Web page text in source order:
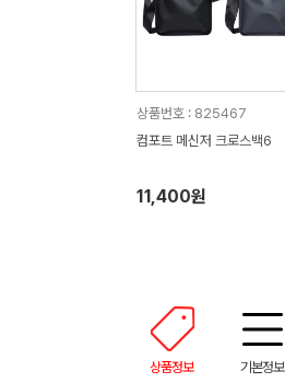
상품번호 : 825467
컴포트 메신저 크로스백6
11,400원
상품정보 기본정보